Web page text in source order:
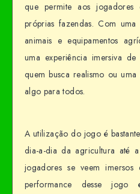
que permite aos jogadores
próprias fazendas. Com
animais e equipamentos
uma experiência imersiva
quem busca realismo ou
algo para todos.
A utilização do jogo é
dia-a-dia da agricultura até
jogadores se veem
performance desse